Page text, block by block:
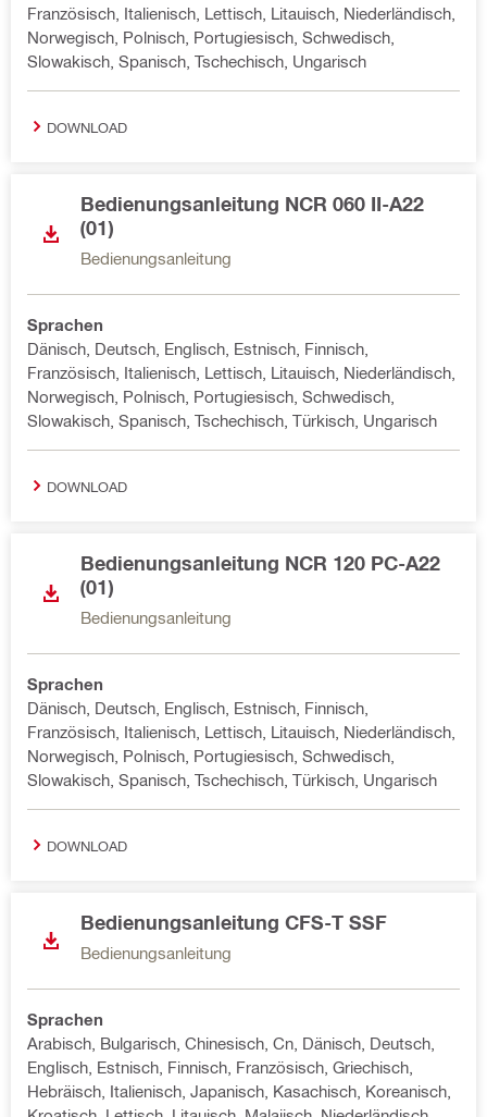
Französisch, Italienisch, Lettisch, Litauisch, Niederländisch,
Norwegisch, Polnisch, Portugiesisch, Schwedisch,
Slowakisch, Spanisch, Tschechisch, Ungarisch
DOWNLOAD
Bedienungsanleitung NCR 060 II-A22
(01)
Bedienungsanleitung
Sprachen
Dänisch, Deutsch, Englisch, Estnisch, Finnisch,
Französisch, Italienisch, Lettisch, Litauisch, Niederländisch,
Norwegisch, Polnisch, Portugiesisch, Schwedisch,
Slowakisch, Spanisch, Tschechisch, Türkisch, Ungarisch
DOWNLOAD
Bedienungsanleitung NCR 120 PC-A22
(01)
Bedienungsanleitung
Sprachen
Dänisch, Deutsch, Englisch, Estnisch, Finnisch,
Französisch, Italienisch, Lettisch, Litauisch, Niederländisch,
Norwegisch, Polnisch, Portugiesisch, Schwedisch,
Slowakisch, Spanisch, Tschechisch, Türkisch, Ungarisch
DOWNLOAD
Bedienungsanleitung CFS-T SSF
Bedienungsanleitung
Sprachen
Arabisch, Bulgarisch, Chinesisch, Cn, Dänisch, Deutsch,
Englisch, Estnisch, Finnisch, Französisch, Griechisch,
Hebräisch, Italienisch, Japanisch, Kasachisch, Koreanisch,